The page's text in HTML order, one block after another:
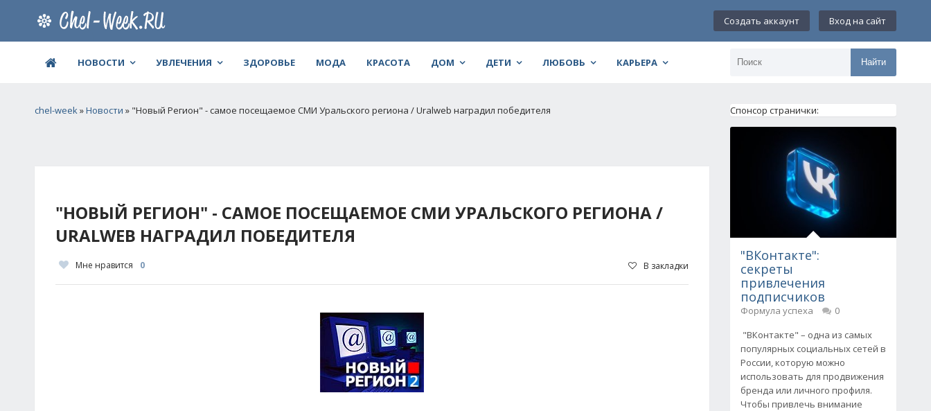
Создать аккаунт Вход на сайт
НОВОСТИ УВЛЕЧЕНИЯ ЗДОРОВЬЕ МОДА КРАСОТА ДОМ ДЕТИ ЛЮБОВЬ КАРЬЕРА Найти
chel-week»Новости » "Новый Регион" - самое посещаемое СМИ Уральского региона / Uralweb наградил победителя
"НОВЫЙ РЕГИОН" - САМОЕ ПОСЕЩАЕМОЕ СМИ УРАЛЬСКОГО РЕГИОНА /
URALWEB НАГРАДИЛ ПОБЕДИТЕЛЯ
Мне нравится 0 В закладки
Спонсор странички:
"ВКонтакте":
секреты
привлечения
подписчиков
Формула успеха
0
"ВКонтакте" – одна из самых
популярных социальных сетей в
России, которую можно
использовать для продвижения
бренда или личного профиля.
Чтобы привлечь внимание